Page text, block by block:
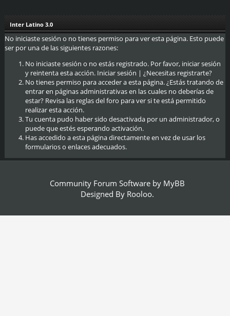
Inter Latino 3.0
No iniciaste sesión o no tienes permiso para ver esta página. Esto puede
ser por una de las siguientes razones:
No iniciaste sesión o no estás registrado. Por favor, iniciar sesión
y reintenta esta acción. Iniciar sesión | ¿Necesitas registrarte?
No tienes permiso para acceder a esta página. ¿Estás tratando de
entrar en páginas administrativas en las cuales no deberías de
estar? Revisa las reglas del foro para ver si te está permitido
realizar esta acción.
Tu cuenta pudo haber sido desactivada por un administrador, o
puede que estés esperando activación.
Has accedido a esta página directamente en vez de usar los
formularios o enlaces adecuados.
Community Forum Software by MyBB
Designed By Rooloo.